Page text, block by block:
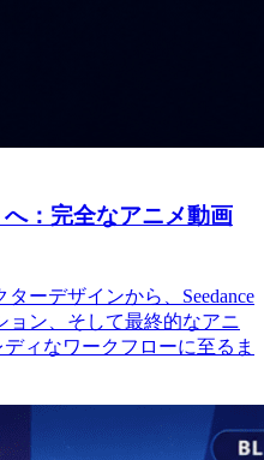
へ：完全なアニメ動画
ーデザインから、Seedance
ョン、そして最終的なアニ
ィなワークフローに至るま